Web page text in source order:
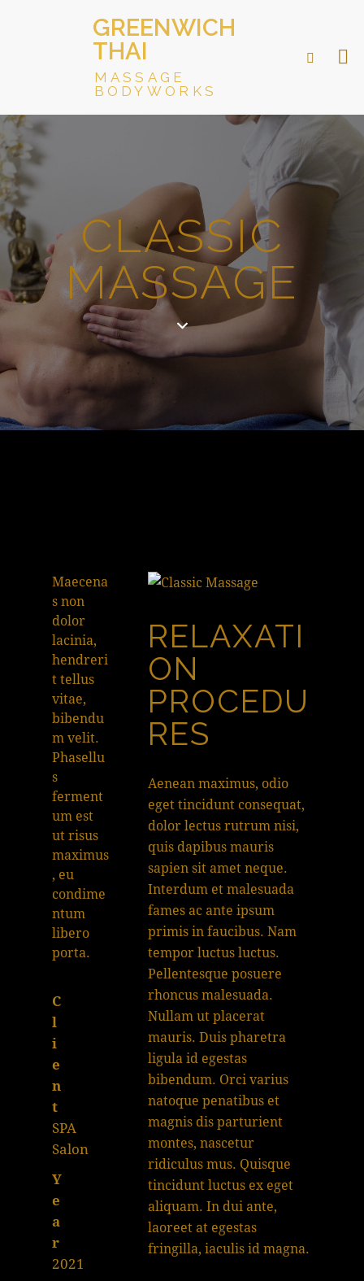
GREENWICH
THAI
MASSAGE
BODYWORKS
CLASSIC
MASSAGE
Maecena
s non
dolor
lacinia,
hendreri
t tellus
vitae,
bibendu
m velit.
Phasellu
s
ferment
um est
ut risus
maximus
, eu
condime
ntum
libero
porta.
C
l
i
e
n
t
SPA
Salon
Y
e
a
r
2021
RELAXATI
ON
PROCEDU
RES
Aenean maximus, odio
eget tincidunt consequat,
dolor lectus rutrum nisi,
quis dapibus mauris
sapien sit amet neque.
Interdum et malesuada
fames ac ante ipsum
primis in faucibus. Nam
tempor luctus luctus.
Pellentesque posuere
rhoncus malesuada.
Nullam ut placerat
mauris. Duis pharetra
ligula id egestas
bibendum. Orci varius
natoque penatibus et
magnis dis parturient
montes, nascetur
ridiculus mus. Quisque
tincidunt luctus ex eget
aliquam. In dui ante,
laoreet at egestas
fringilla, iaculis id magna.